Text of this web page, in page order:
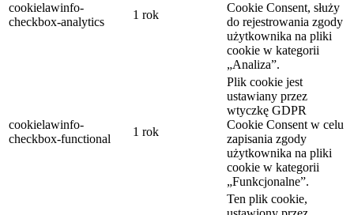
cookielawinfo-
checkbox-analytics
1 rok
Cookie Consent, służy
do rejestrowania zgody
użytkownika na pliki
cookie w kategorii
„Analiza”.
cookielawinfo-
checkbox-functional
1 rok
Plik cookie jest
ustawiany przez
wtyczkę GDPR
Cookie Consent w celu
zapisania zgody
użytkownika na pliki
cookie w kategorii
„Funkcjonalne”.
Ten plik cookie,